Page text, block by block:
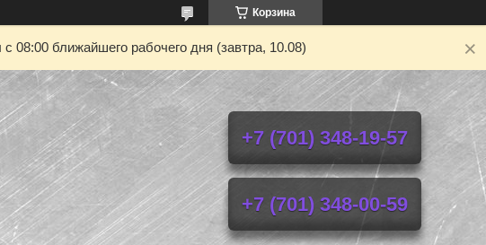
Корзина
08:00 ближайшего рабочего дня (завтра, 10.08)
+7 (701) 348-19-57
+7 (701) 348-00-59